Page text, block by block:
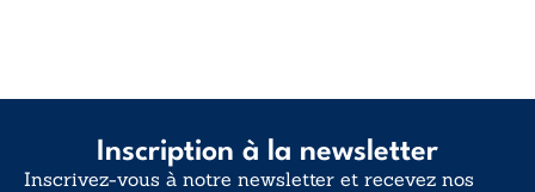
Inscription à la newsletter
Inscrivez-vous à notre newsletter et recevez nos